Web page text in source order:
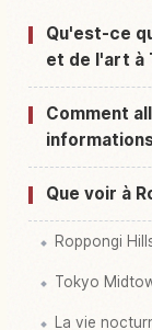
Qu'est-ce
et de l'art à
Comment
Que voir à
Roppongi
Tokyo
La vie